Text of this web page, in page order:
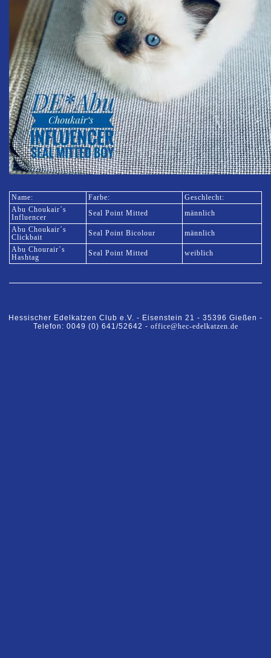
Name: Farbe:
Geschlecht:
Abu Choukair´s
Influencer
Seal Point Mitted
männlich
Abu Choukair´s
Clickbait
Seal Point Bicolour
männlich
Abu Chourair´s
Hashtag
Seal Point Mitted weiblich
Hessischer Edelkatzen Club e.V. - Eisenstein 21 - 35396 Gießen -
Telefon: 0049 (0) 641/52642 - office@hec-edelkatzen.de